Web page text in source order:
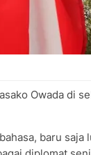
Owada di
baru